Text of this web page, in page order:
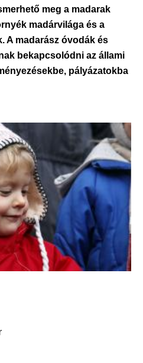
meg a madarak
madárvilága és a
A madarász óvodák és
bekapcsolódni az állami
pályázatokba